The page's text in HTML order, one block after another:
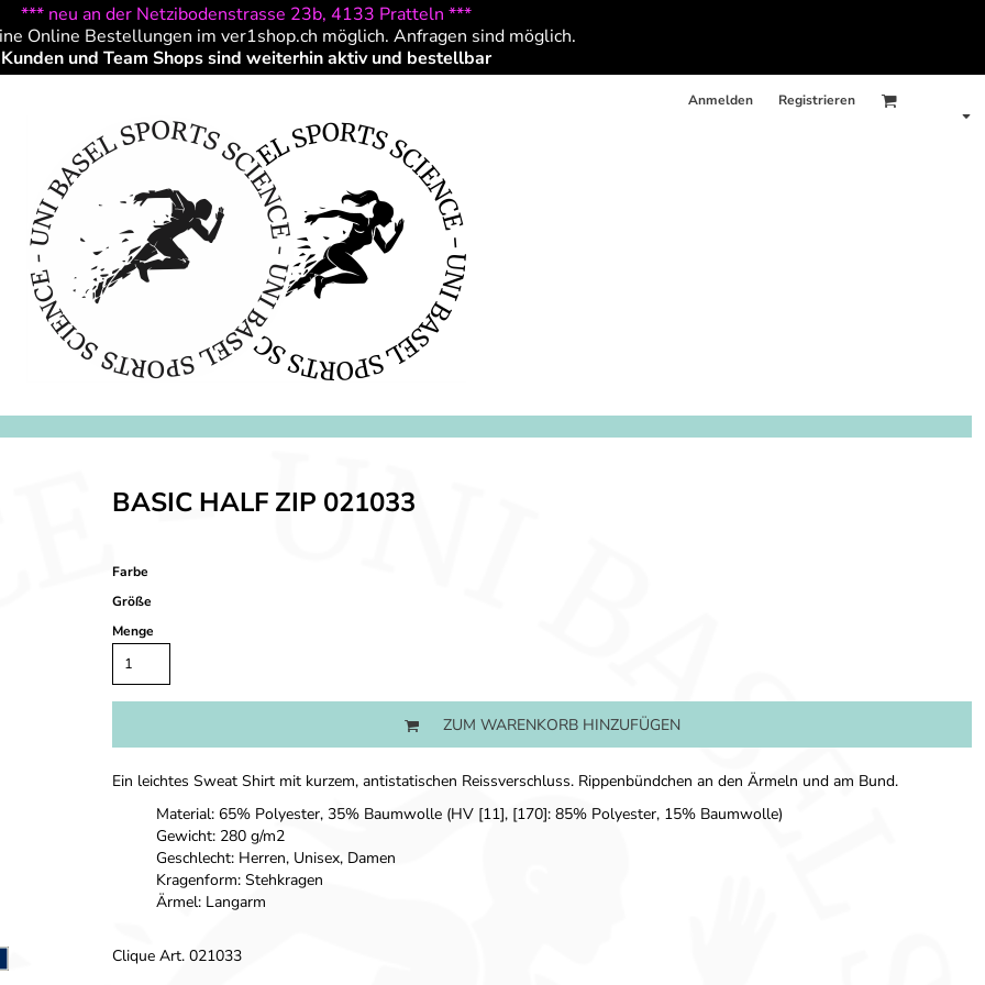
*** neu an der Netzibodenstrasse 23b, 4133 Pratteln ***
Online Bestellungen im ver1shop.ch möglich. Anfragen sind möglich.
Kunden und Team Shops sind weiterhin aktiv und bestellbar
Anmelden Registrieren
BASIC HALF ZIP 021033
Farbe
Größe
Menge
ZUM WARENKORB HINZUFÜGEN
Ein leichtes Sweat Shirt mit kurzem, antistatischen Reissverschluss. Rippenbündchen an den Ärmeln und am Bund.
Material: 65% Polyester, 35% Baumwolle (HV [11], [170]: 85% Polyester, 15% Baumwolle)
Gewicht: 280 g/m2
Geschlecht: Herren, Unisex, Damen
Kragenform: Stehkragen
Ärmel: Langarm
Clique Art. 021033